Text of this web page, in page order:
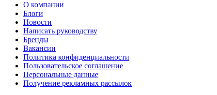
О компании
Блоги
Новости
Написать руководству
Бренды
Вакансии
Политика конфиденциальности
Пользовательское соглашение
Персональные данные
Получение рекламных рассылок